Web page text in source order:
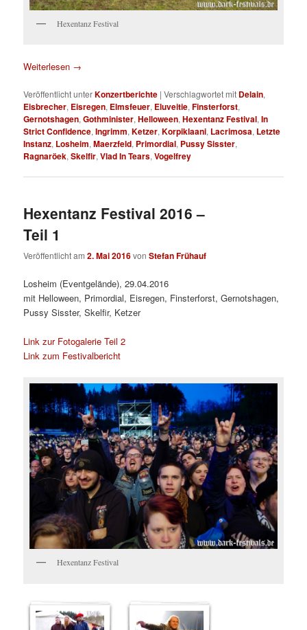
Hexentanz Festival
Weiterlesen →
Veröffentlicht unterKonzertberichte |Verschlagwortet mit Delain,
Eisbrecher, Eisregen, Elmsfeuer, Eluveitie,Finsterforst,
Gernotshagen,Gothminister,Helloween,Hexentanz Festival,In
Strict Confidence,Ingrimm,Ketzer,Korpiklaani, Lacrimosa, Letzte
Instanz, Losheim,Maerzfeld, Primordial, Pussy Sisster,
Ragnaröek,Skelfir,Vlad In Tears,Vogelfrey
Hexentanz Festival 2016 –
Teil 1
Veröffentlicht am2. Mai 2016vonStefan Frühauf
Losheim (Eventgelände), 29.04.2016
mit Helloween, Primordial, Eisregen, Finsterforst, Gernotshagen,
Pussy Sisster, Skelfir, Ketzer
Link zur Fotogalerie Teil 2
Link zum Festivalbericht
Hexentanz Festival